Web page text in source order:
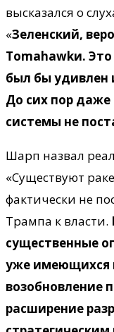
высказался о
«Зеленский,
Tomahawkи.
был бы удивлен
До сих пор даже
системы не
Шарп назвал
«Существуют
фактически не
Трампа к власти.
существенные
уже имеющихся
возобновление
расширение